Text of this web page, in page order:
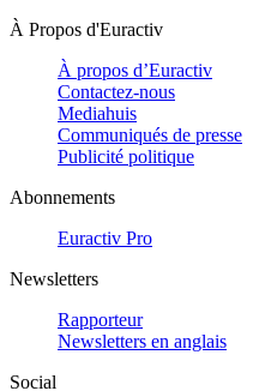
À Propos d'Euractiv
À propos d’Euractiv
Contactez-nous
Mediahuis
Communiqués de presse
Publicité politique
Abonnements
Euractiv Pro
Newsletters
Rapporteur
Newsletters en anglais
Social